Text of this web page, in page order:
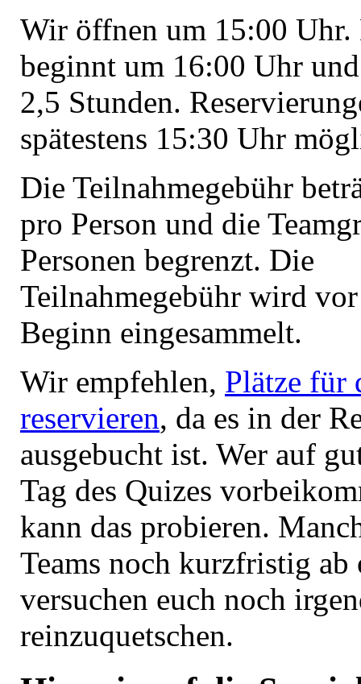
Wir öffnen um 15:00 Uhr.
beginnt um 16:00 Uhr
2,5 Stunden.
spätestens 15:30 Uhr
Die Teilnahmegebühr
pro Person und die
Personen begrenzt. Die
Teilnahmegebühr wird
Beginn eingesammelt.
Wir empfehlen, Plätze für
reservieren, da es in der
ausgebucht ist. Wer auf
Tag des Quizes
kann das probieren.
Teams noch kurzfristig
versuchen euch noch
reinzuquetschen.